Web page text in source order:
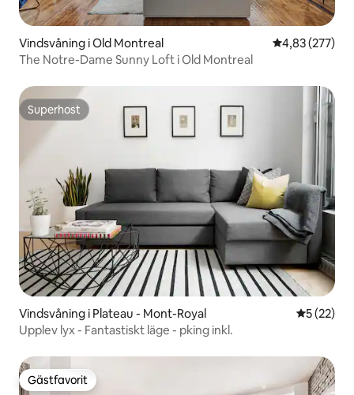
Vindsvåning i Old Montreal 4,83 av 5 i
4,83 (277)
The Notre-Dame Sunny Loft i Old Montreal
Superhost
Superhost
Vindsvåning i Plateau - Mont-Royal 5 av 5 i
5 (22)
Upplev lyx - Fantastiskt läge - pking inkl.
Gästfavorit
Gästfavorit